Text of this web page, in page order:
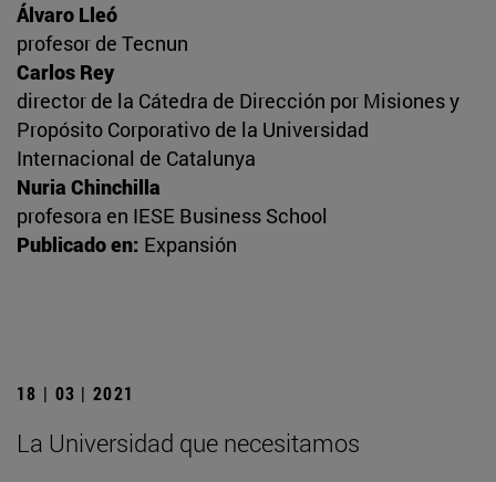
Álvaro Lleó
profesor de Tecnun
Carlos Rey
director de la Cátedra de Dirección por Misiones y
Propósito Corporativo de la Universidad
Internacional de Catalunya
Nuria Chinchilla
profesora en IESE Business School
Publicado en: Expansión
18 | 03 | 2021
La Universidad que necesitamos